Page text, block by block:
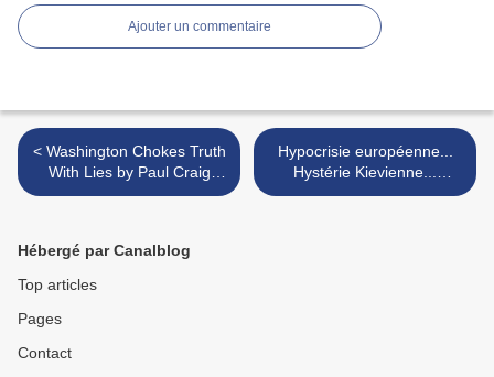
Ajouter un commentaire
< Washington Chokes Truth
With Lies by Paul Craig
Roberts
Hypocrisie européenne...
Hystérie Kievienne...
Washington perd la boule >
Hébergé par Canalblog
Top articles
Pages
Contact